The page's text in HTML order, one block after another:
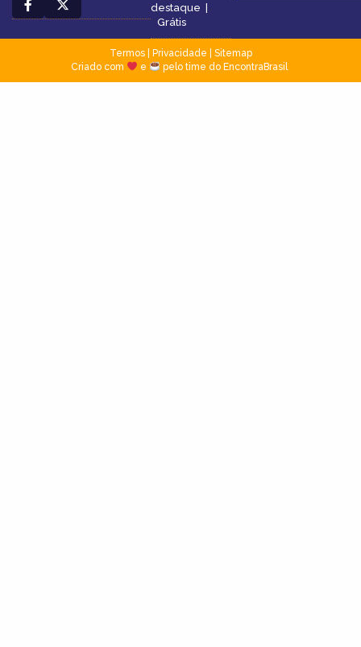
destaque |
Grátis
Termos| Privacidade
Sitemap
Criado com
e pelo time do EncontraBrasil